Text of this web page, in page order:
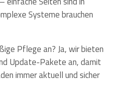
Systeme brauchen
Pflege an? Ja, wir bieten
Update-Pakete an, damit
immer aktuell und sicher